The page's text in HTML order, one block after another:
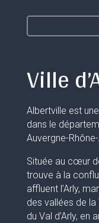
Ville
Albertville est
dans le
Auvergne-
Située au cœur
trouve à la
affluent l’Arly,
des vallées de
du Val d’Arly,